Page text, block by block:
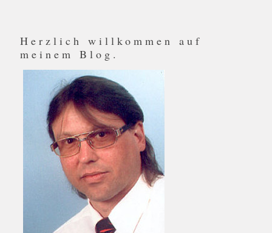
Herzlich willkommen auf
meinem Blog.